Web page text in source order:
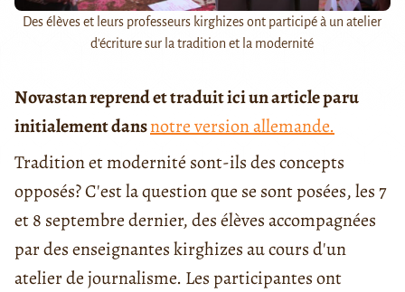
Des élèves et leurs professeurs kirghizes ont participé à un atelier
d'écriture sur la tradition et la modernité
Novastan reprend et traduit ici un article paru
initialement dansnotre version allemande.
Tradition et modernité sont-ils des concepts
opposés? C'est la question que se sont posées, les 7
et 8 septembre dernier, des élèves accompagnées
par des enseignantes kirghizes au cours d'un
atelier de journalisme. Les participantes ont